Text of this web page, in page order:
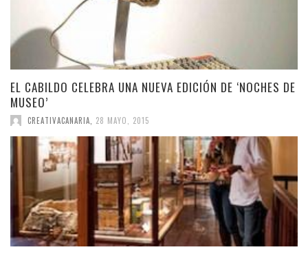
EL CABILDO CELEBRA UNA NUEVA EDICIÓN DE ‘NOCHES DE
MUSEO’
CREATIVACANARIA 28 MAYO, 2015